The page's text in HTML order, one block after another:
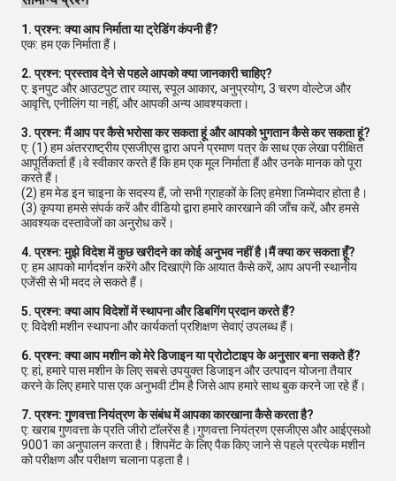
1. प्रश्न: क्या आप निर्माता या ट्रेडिंग कंपनी हैं?
एक: हम एक निर्माता हैं।
2. प्रश्न: प्रस्ताव देने से पहले आपको क्या जानकारी चाहिए?
ए: इनपुट और आउटपुट तार व्यास, स्पूल आकार, अनुप्रयोग, 3 चरण वोल्टेज और
आवृत्ति, एनीलिंग या नहीं, और आपकी अन्य आवश्यकता।
3. प्रश्न: मैं आप पर कैसे भरोसा कर सकता हूं और आपको भुगतान कैसे कर सकता हूं?
ए: (1) हम अंतरराष्ट्रीय एसजीएस द्वारा अपने प्रमाण पत्र के साथ एक लेखा परीक्षित
आपूर्तिकर्ता हैं।वे स्वीकार करते हैं कि हम एक मूल निर्माता हैं और उनके मानक को पूरा
करते हैं।
(2) हम मेड इन चाइना के सदस्य हैं, जो सभी ग्राहकों के लिए हमेशा जिम्मेदार होता है।
(3) कृपया हमसे संपर्क करें और वीडियो द्वारा हमारे कारखाने की जाँच करें, और हमसे
आवश्यक दस्तावेजों का अनुरोध करें।
4. प्रश्न: मुझे विदेश में कुछ खरीदने का कोई अनुभव नहीं है।मैं क्या कर सकता हूँ?
ए: हम आपको मार्गदर्शन करेंगे और दिखाएंगे कि आयात कैसे करें, आप अपनी स्थानीय
एजेंसी से भी मदद ले सकते हैं।
5. प्रश्न: क्या आप विदेशों में स्थापना और डिबगिंग प्रदान करते हैं?
ए: विदेशी मशीन स्थापना और कार्यकर्ता प्रशिक्षण सेवाएं उपलब्ध हैं।
6. प्रश्न: क्या आप मशीन को मेरे डिजाइन या प्रोटोटाइप के अनुसार बना सकते हैं?
ए: हां, हमारे पास मशीन के लिए सबसे उपयुक्त डिजाइन और उत्पादन योजना तैयार
करने के लिए हमारे पास एक अनुभवी टीम है जिसे आप हमारे साथ बुक करने जा रहे हैं।
7. प्रश्न: गुणवत्ता नियंत्रण के संबंध में आपका कारखाना कैसे करता है?
ए: खराब गुणवत्ता के प्रति जीरो टॉलरेंस है।गुणवत्ता नियंत्रण एसजीएस और आईएसओ
9001 का अनुपालन करता है। शिपमेंट के लिए पैक किए जाने से पहले प्रत्येक मशीन
को परीक्षण और परीक्षण चलाना पड़ता है।